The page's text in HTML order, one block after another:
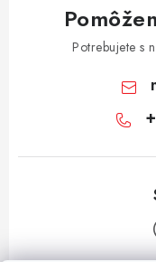
Potrebujete s